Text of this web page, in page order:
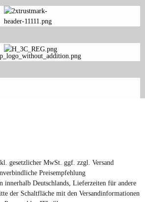
gesetzlicher MwSt. ggf. zzgl. Versand
Preisempfehlung
Deutschlands, Lieferzeiten für andere
der Schaltfläche mit den Versandinformationen